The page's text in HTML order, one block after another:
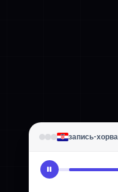
запись-